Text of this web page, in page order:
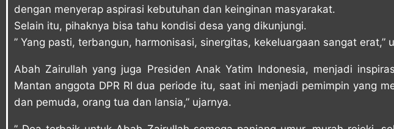
dengan menyerap aspirasi kebutuhan dan keinginan masyarakat.
Selain itu, pihaknya bisa tahu kondisi desa yang dikunjungi.
” Yang pasti, terbangun, harmonisasi, sinergitas, kekeluargaan sangat erat,”
Abah Zairullah yang juga Presiden Anak Yatim Indonesia, menjadi
Mantan anggota DPR RI dua periode itu, saat ini menjadi pemimpin yang
dan pemuda, orang tua dan lansia,” ujarnya.